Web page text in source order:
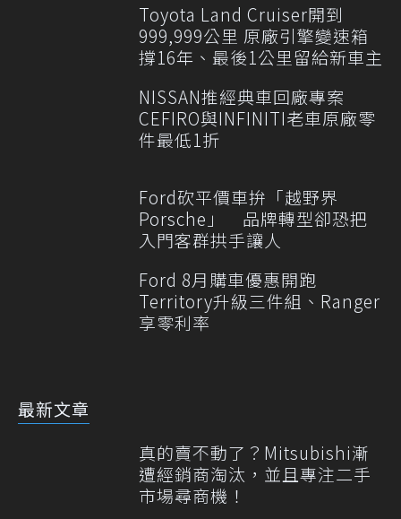
Toyota Land Cruiser開到
999,999公里 原廠引擎變速箱
撐16年、最後1公里留給新車主
NISSAN推經典車回廠專案
CEFIRO與INFINITI老車原廠零
件最低1折
Ford砍平價車拚「越野界
Porsche」 品牌轉型卻恐把
入門客群拱手讓人
Ford 8月購車優惠開跑
Territory升級三件組、Ranger
享零利率
最新文章
真的賣不動了？Mitsubishi漸
遭經銷商淘汰，並且專注二手
市場尋商機！